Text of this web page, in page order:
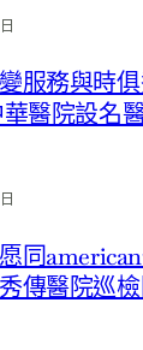
服務與時
醫院設名
同
傳醫院巡